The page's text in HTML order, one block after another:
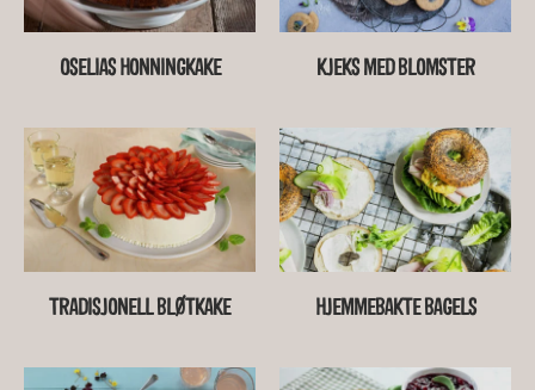
OSELIAS HONNINGKAKE KJEKS MED BLOMSTER
TRADISJONELL BLØTKAKE HJEMMEBAKTE BAGELS